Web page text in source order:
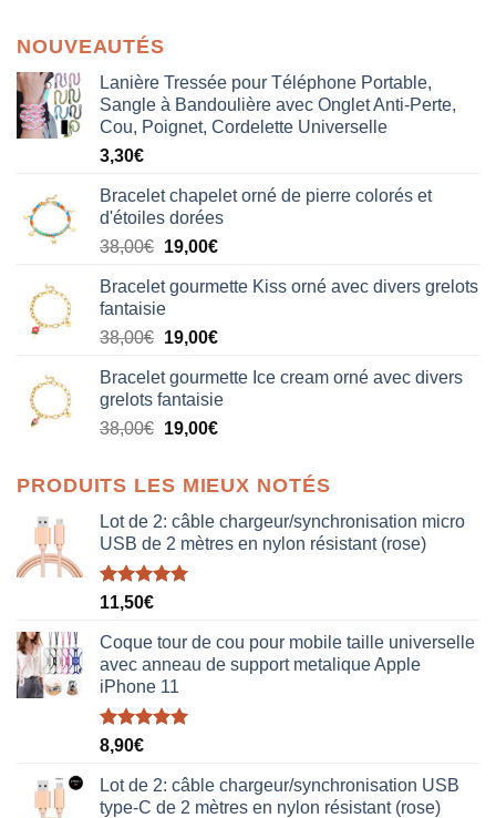
NOUVEAUTÉS
Lanière Tressée pour Téléphone Portable,
Sangle à Bandoulière avec Onglet Anti-Perte,
Cou, Poignet, Cordelette Universelle
3,30€
Bracelet chapelet orné de pierre colorés et
d'étoiles dorées
38,00€ Le
initial
était :
38,00€.
19,00€Le
actuel
19,00€.
Bracelet gourmette Kiss orné avec divers grelots
fantaisie
38,00€ Le
initial
était :
38,00€.
19,00€Le
actuel
est :
19,00€.
Bracelet gourmette Ice cream orné avec divers
grelots fantaisie
38,00€ Le
était :
38,00€.
19,00€Le
est :
19,00€.
PRODUITS LES MIEUX NOTÉS
Lot de 2: câble chargeur/synchronisation micro
USB de 2 mètres en nylon résistant (rose)
Note5.00
sur 5
11,50€
Coque tour de cou pour mobile taille universelle
avec anneau de support metalique Apple
iPhone 11
Note5.00
sur 5
8,90€
Lot de 2: câble chargeur/synchronisation USB
type-C de 2 mètres en nylon résistant (rose)